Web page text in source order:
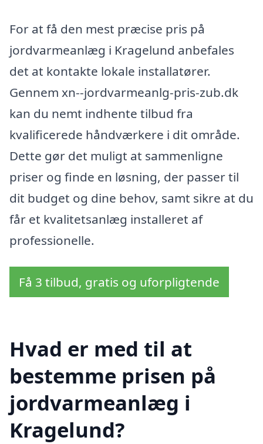
For at få den mest præcise pris på
jordvarmeanlæg i Kragelund anbefales
det at kontakte lokale installatører.
Gennem xn--jordvarmeanlg-pris-zub.dk
kan du nemt indhente tilbud fra
kvalificerede håndværkere i dit område.
Dette gør det muligt at sammenligne
priser og finde en løsning, der passer til
dit budget og dine behov, samt sikre at du
får et kvalitetsanlæg installeret af
professionelle.
Få 3 tilbud, gratis og uforpligtende
Hvad er med til at
bestemme prisen på
jordvarmeanlæg i
Kragelund?